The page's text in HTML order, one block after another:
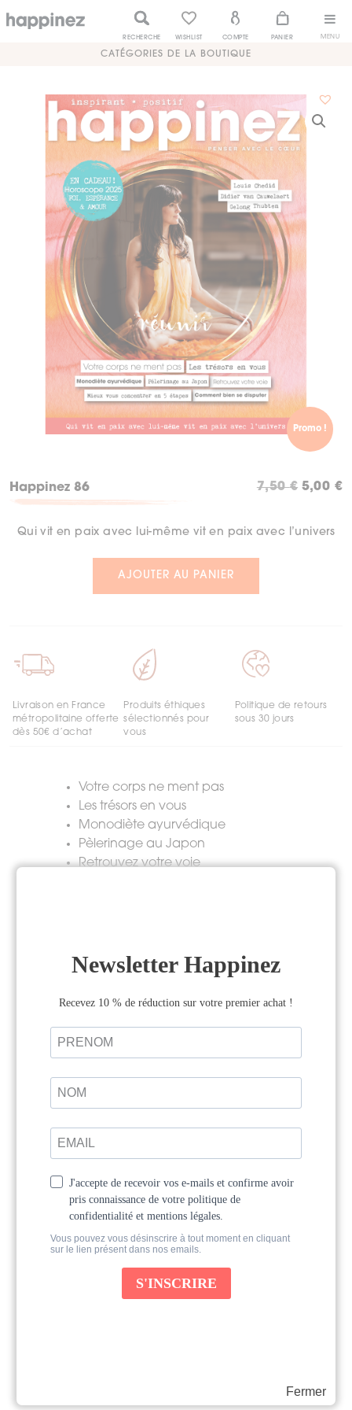
MENU
RECHERCHE WISHLIST COMPTE PANIER
CATÉGORIES DE LA BOUTIQUE
Promo !
Happinez 86 7,50€ Le
initial
5,00 €
Qui vit en paix avec lui-même vit en paix avec l’univers
AJOUTER AU PANIER
Livraison en France
métropolitaine offerte
dès 50€ d’achat
Produits éthiques
sélectionnés pour
vous
Politique de retours
sous 30 jours
Votre corps ne ment pas
Les trésors en vous
Monodiète ayurvédique
Pèlerinage au Japon
Retrouvez votre voie
Fermer